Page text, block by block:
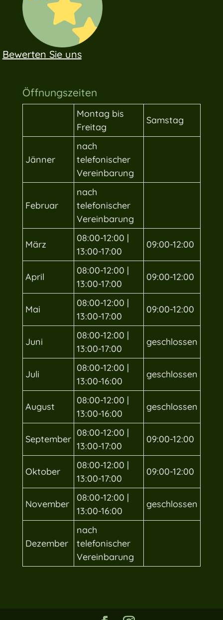
Bewerten Sie uns
Öffnungszeiten
Montag bis
Freitag
Samstag
Jänner
nach
telefonischer
Vereinbarung
Februar
nach
telefonischer
Vereinbarung
März
08:00-12:00 |
13:00-17:00
09:00-12:00
April
08:00-12:00 |
13:00-17:00
09:00-12:00
Mai
08:00-12:00 |
13:00-17:00
09:00-12:00
Juni
08:00-12:00 |
13:00-17:00
geschlossen
Juli
08:00-12:00 |
13:00-16:00
geschlossen
August
08:00-12:00 |
13:00-16:00
geschlossen
September
08:00-12:00 |
13:00-17:00
09:00-12:00
Oktober
08:00-12:00 |
13:00-17:00
09:00-12:00
November
08:00-12:00 |
13:00-16:00
geschlossen
Dezember
nach
telefonischer
Vereinbarung